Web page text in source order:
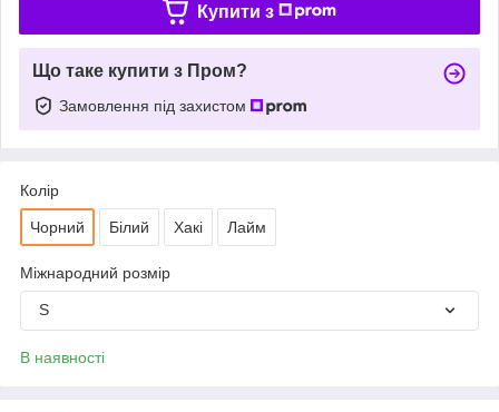
Купити з
Що таке купити з Пром?
Замовлення під захистом
Колір
Чорний Білий Хакі Лайм
Міжнародний розмір
S
В наявності